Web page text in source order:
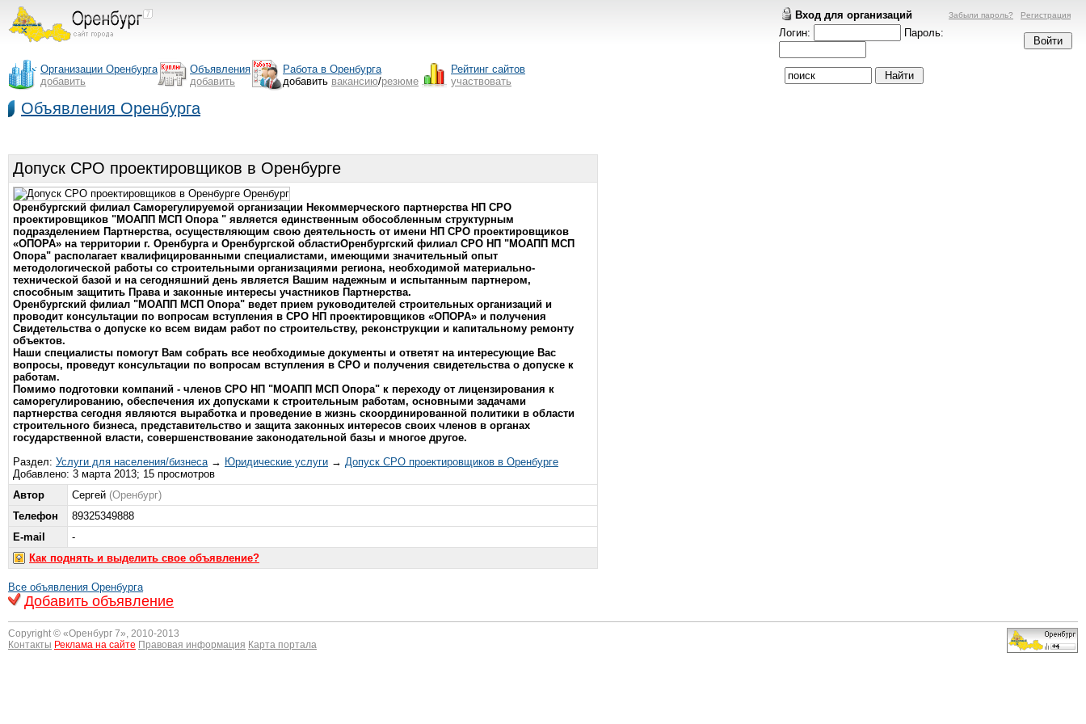
Вход для организаций Забыли пароль? Регистрация
Логин: Пароль:
Организации Оренбурга
добавить
Объявления
добавить
Работа в Оренбурга
добавить вакансию/резюме
Рейтинг сайтов
участвовать
Объявления Оренбурга
Допуск СРО проектировщиков в Оренбурге
Оренбургский филиал Саморегулируемой организации Некоммерческого партнерства НП СРО
проектировщиков "МОАПП МСП Опора " является единственным обособленным структурным
подразделением Партнерства, осуществляющим свою деятельность от имени НП СРО проектировщиков
«ОПОРА» на территории г. Оренбурга и Оренбургской областиОренбургский филиал СРО НП "МОАПП МСП
Опора" располагает квалифицированными специалистами, имеющими значительный опыт
методологической работы со строительными организациями региона, необходимой материально-
технической базой и на сегодняшний день является Вашим надежным и испытанным партнером,
способным защитить Права и законные интересы участников Партнерства.
Оренбургский филиал "МОАПП МСП Опора" ведет прием руководителей строительных организаций и
проводит консультации по вопросам вступления в СРО НП проектировщиков «ОПОРА» и получения
Свидетельства о допуске ко всем видам работ по строительству, реконструкции и капитальному ремонту
объектов.
Наши специалисты помогут Вам собрать все необходимые документы и ответят на интересующие Вас
вопросы, проведут консультации по вопросам вступления в СРО и получения свидетельства о допуске к
работам.
Помимо подготовки компаний - членов СРО НП "МОАПП МСП Опора" к переходу от лицензирования к
саморегулированию, обеспечения их допусками к строительным работам, основными задачами
партнерства сегодня являются выработка и проведение в жизнь скоординированной политики в области
строительного бизнеса, представительство и защита законных интересов своих членов в органах
государственной власти, совершенствование законодательной базы и многое другое.
Раздел: Услуги для населения/бизнеса→ Юридические услуги → Допуск СРО проектировщиков в Оренбурге
Добавлено: 3 марта 2013; 15 просмотров
Автор
Сергей (Оренбург)
Телефон
89325349888
E-mail
-
Как поднять и выделить свое объявление?
Все объявления Оренбурга
Добавить объявление
Copyright © «Оренбург 7», 2010-2013
Контакты Реклама на сайте Правовая информация Карта портала